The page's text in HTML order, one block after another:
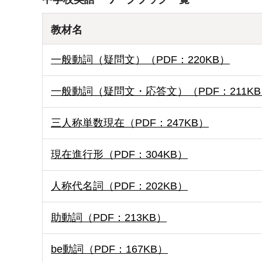
教材名
一般動詞（疑問文）（PDF：220KB）
一般動詞（疑問文・応答文）（PDF：
三人称単数現在（PDF：247KB）
現在進行形（PDF：304KB）
人称代名詞（PDF：202KB）
助動詞（PDF：213KB）
be動詞（PDF：167KB）